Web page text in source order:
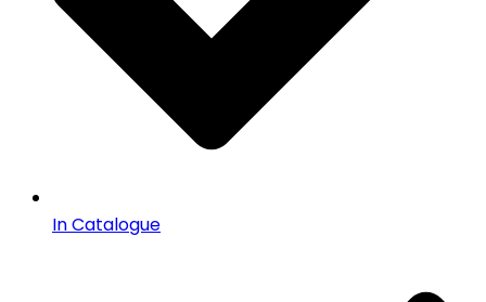
In Catalogue